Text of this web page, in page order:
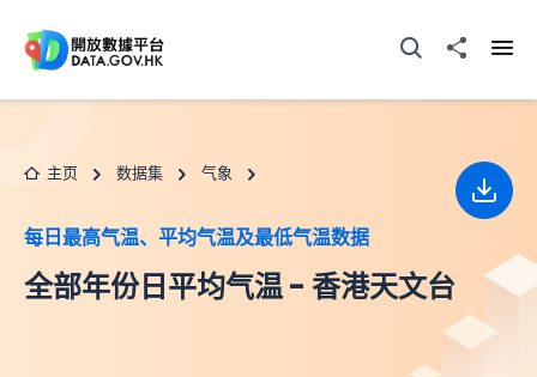
打开搜寻器分享至
主页 数据集 气象
每日最高气温、平均气温及最低气温数据
全部年份日平均气温 - 香港天文台
下载